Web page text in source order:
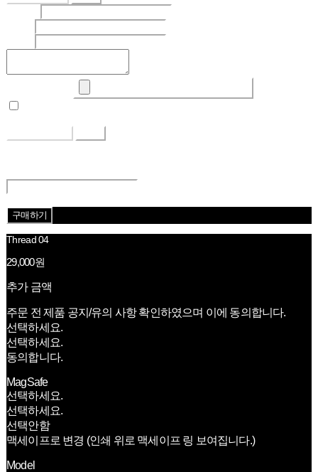
구매하기
Thread 04
29,000원
추가 금액
주문 전 제품 공지/유의 사항 확인하였으며 이에 동의합니다.
선택하세요.
선택하세요.
동의합니다.
MagSafe
선택하세요.
선택하세요.
선택안함
맥세이프로 변경 (인쇄 위로 맥세이프 링 보여집니다.)
Model